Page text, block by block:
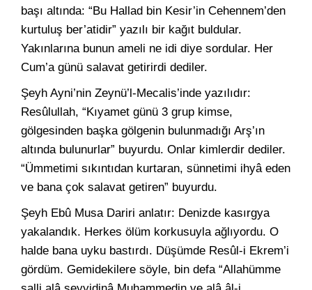
başı altında: “Bu Hallad bin Kesir’in Cehennem’den
kurtuluş ber’atidir” yazılı bir kağıt buldular.
Yakınlarına bunun ameli ne idi diye sordular. Her
Cum’a günü salavat getirirdi dediler.
Şeyh Ayni’nin Zeynü’l-Mecalis’inde yazılıdır:
Resûlullah, “Kıyamet günü 3 grup kimse,
gölgesinden başka gölgenin bulunmadığı Arş’ın
altında bulunurlar” buyurdu. Onlar kimlerdir dediler.
“Ümmetimi sıkıntıdan kurtaran, sünnetimi ihyâ eden
ve bana çok salavat getiren” buyurdu.
Şeyh Ebû Musa Dariri anlatır: Denizde kasırgya
yakalandık. Herkes ölüm korkusuyla ağlıyordu. O
halde bana uyku bastırdı. Düşümde Resûl-i Ekrem’i
gördüm. Gemidekilere söyle, bin defa “Allahümme